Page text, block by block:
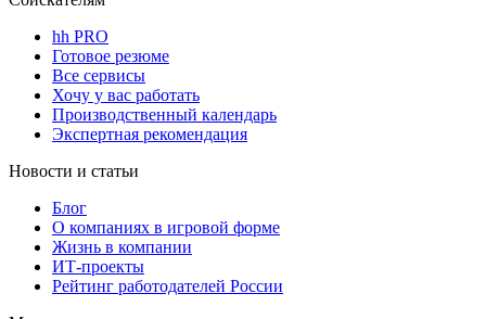
hh PRO
Готовое резюме
Все сервисы
Хочу у вас работать
Производственный календарь
Экспертная рекомендация
Новости и статьи
Блог
О компаниях в игровой форме
Жизнь в компании
ИТ-проекты
Рейтинг работодателей России